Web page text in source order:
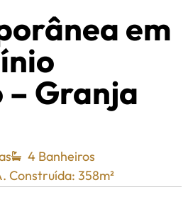
em
– Granja
4 Banheiros
Construída: 358m²